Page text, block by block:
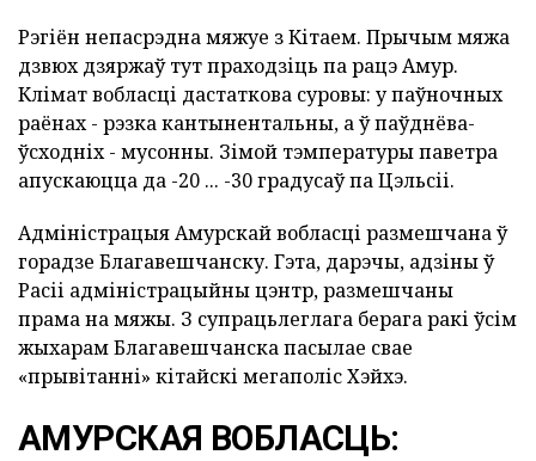
Рэгіён непасрэдна мяжуе з Кітаем. Прычым мяжа
дзвюх дзяржаў тут праходзіць па рацэ Амур.
Клімат вобласці дастаткова суровы: у паўночных
раёнах - рэзка кантынентальны, а ў паўднёва-
ўсходніх - мусонны. Зімой тэмпературы паветра
апускаюцца да -20 ... -30 градусаў па Цэльсіі.
Адміністрацыя Амурскай вобласці размешчана ў
горадзе Благавешчанску. Гэта, дарэчы, адзіны ў
Расіі адміністрацыйны цэнтр, размешчаны
прама на мяжы. З супрацьлеглага берага ракі ўсім
жыхарам Благавешчанска пасылае свае
«прывітанні» кітайскі мегаполіс Хэйхэ.
АМУРСКАЯ ВОБЛАСЦЬ: